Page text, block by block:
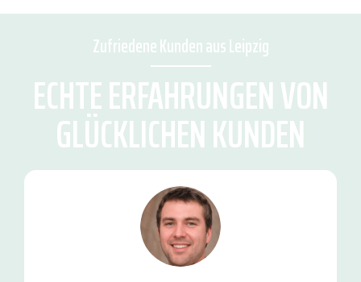
Zufriedene Kunden aus Leipzig
ECHTE ERFAHRUNGEN VON
GLÜCKLICHEN KUNDEN